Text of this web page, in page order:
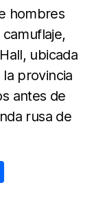
hombres
ubicada
provincia
antes de
rusa de